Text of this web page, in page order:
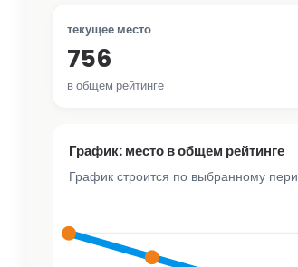
текущее место
756
в общем рейтинге
График: место в общем рейтинге
График строится по выбранному